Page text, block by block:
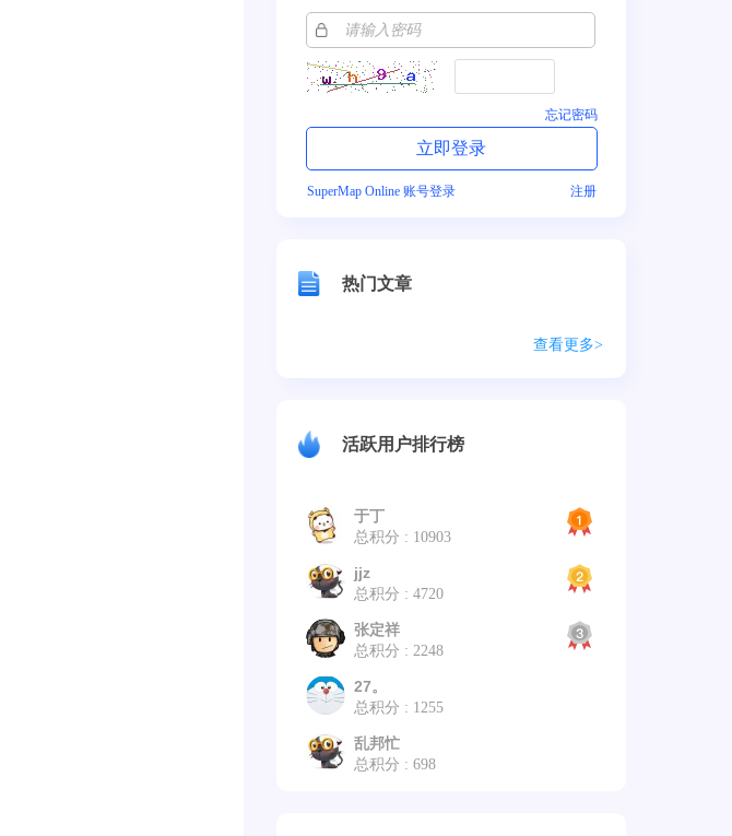
忘记密码
SuperMap Online 账号登录 注册
热门文章
查看更多>
活跃用户排行榜
于丁
总积分 : 10903
jjz
总积分 : 4720
张定祥
总积分 : 2248
27。
总积分 : 1255
乱邦忙
总积分 : 698